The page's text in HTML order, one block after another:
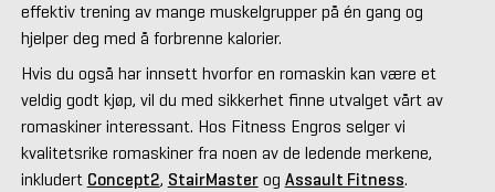
effektiv trening av mange muskelgrupper på én gang og
hjelper deg med å forbrenne kalorier.
Hvis du også har innsett hvorfor en romaskin kan være et
veldig godt kjøp, vil du med sikkerhet finne utvalget vårt av
romaskiner interessant. Hos Fitness Engros selger vi
kvalitetsrike romaskiner fra noen av de ledende merkene,
inkludert Concept2, StairMasterog Assault Fitness.